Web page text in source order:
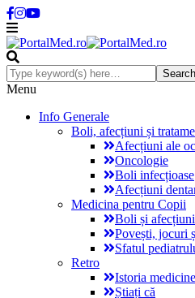
Menu
Info Generale
Boli, afecțiuni și
Afecțiuni ale
Oncologie
Boli infecțioase
Afecțiuni
Medicina pentru Copii
Boli și
Povești, jocuri
Sfatul
Retro
Istoria
Știați că